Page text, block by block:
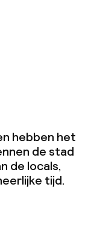
hebben het
de stad
de locals,
tijd.